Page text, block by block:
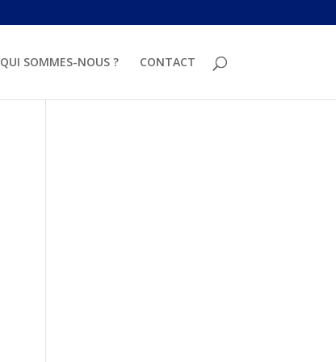
QUI SOMMES-NOUS ? CONTACT